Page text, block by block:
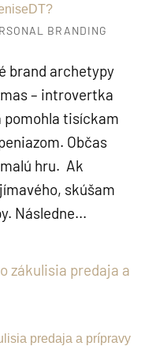
BRANDING
brand archetypy
– introvertka
pomohla tisíckam
Občas
hru. Ak
skúšam
Následne...
predaja a prípravy